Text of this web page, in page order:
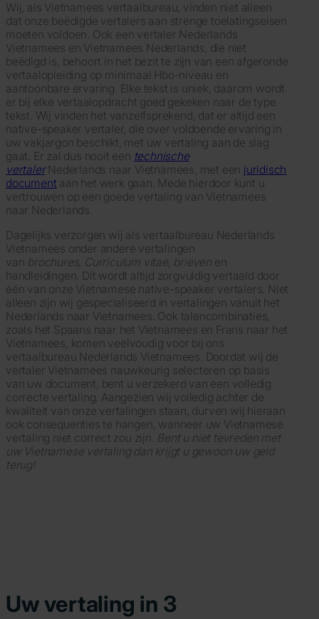
Wij, als Vietnamees vertaalbureau, vinden niet alleen
dat onze beëdigde vertalers aan strenge toelatingseisen
moeten voldoen. Ook een vertaler Nederlands
Vietnamees en Vietnamees Nederlands, die niet
beëdigd is, behoort in het bezit te zijn van een afgeronde
vertaalopleiding op minimaal Hbo-niveau en
aantoonbare ervaring. Elke tekst is uniek, daarom wordt
er bij elke vertaalopdracht goed gekeken naar de type
tekst. Wij vinden het vanzelfsprekend, dat er altijd een
native-speaker vertaler, die over voldoende ervaring in
uw vakjargon beschikt, met uw vertaling aan de slag
gaat. Er zal dus nooit een technische
vertalerNederlands naar Vietnamees, met een juridisch
document aan het werk gaan. Mede hierdoor kunt u
vertrouwen op een goede vertaling van Vietnamees
naar Nederlands.
Dagelijks verzorgen wij als vertaalbureau Nederlands
Vietnamees onder andere vertalingen
van brochures, Curriculum vitae, brieven en
handleidingen. Dit wordt altijd zorgvuldig vertaald door
één van onze Vietnamese native-speaker vertalers. Niet
alleen zijn wij gespecialiseerd in vertalingen vanuit het
Nederlands naar Vietnamees. Ook talencombinaties,
zoals het Spaans naar het Vietnamees en Frans naar het
Vietnamees, komen veelvoudig voor bij ons
vertaalbureau Nederlands Vietnamees. Doordat wij de
vertaler Vietnamees nauwkeurig selecteren op basis
van uw document, bent u verzekerd van een volledig
correcte vertaling. Aangezien wij volledig achter de
kwaliteit van onze vertalingen staan, durven wij hieraan
ook consequenties te hangen, wanneer uw Vietnamese
vertaling niet correct zou zijn. Bent u niet tevreden met
uw Vietnamese vertaling dan krijgt u gewoon uw geld
terug!
Uw vertaling in 3